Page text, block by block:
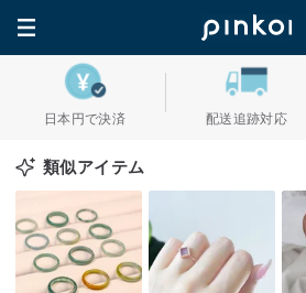
日本円で決済 配送追跡対応
類似アイテム